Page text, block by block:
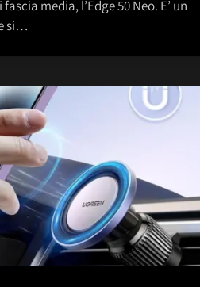
media, l’Edge 50 Neo. E’ un
si…